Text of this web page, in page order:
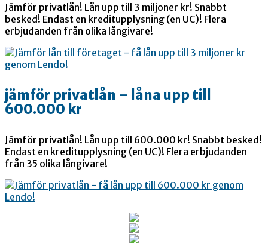
Jämför privatlån! Lån upp till 3 miljoner kr! Snabbt
besked! Endast en kreditupplysning (en UC)! Flera
erbjudanden från olika långivare!
jämför privatlån – låna upp till
600.000 kr
Jämför privatlån! Lån upp till 600.000 kr! Snabbt besked!
Endast en kreditupplysning (en UC)! Flera erbjudanden
från 35 olika långivare!